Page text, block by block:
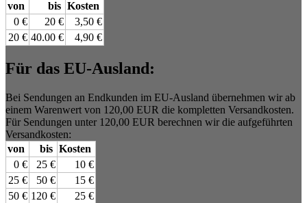
von
bis Kosten
0 €
20 €
3,50 €
20 € 40.00 € 4,90 €
Für das EU-Ausland:
Bei Sendungen an Endkunden im EU-Ausland übernehmen wir ab
einem Warenwert von 120,00 EUR die kompletten Versandkosten.
Für Sendungen unter 120,00 EUR berechnen wir die aufgeführten
Versandkosten:
von
bis Kosten
0 €
25 €
10 €
25 €
50 €
15 €
50 € 120 €
25 €